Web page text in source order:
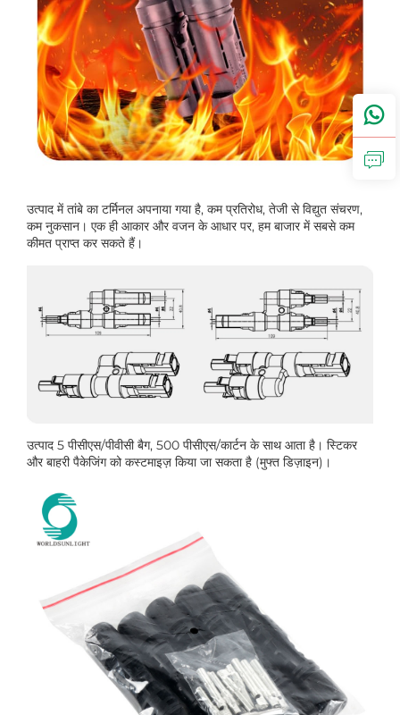
उत्पाद में तांबे का टर्मिनल अपनाया गया है, कम प्रतिरोध, तेजी से विद्युत संचरण,
कम नुकसान। एक ही आकार और वजन के आधार पर, हम बाजार में सबसे कम
कीमत प्राप्त कर सकते हैं।
उत्पाद 5 पीसीएस/पीवीसी बैग, 500 पीसीएस/कार्टन के साथ आता है। स्टिकर
और बाहरी पैकेजिंग को कस्टमाइज़ किया जा सकता है (मुफ्त डिज़ाइन)।